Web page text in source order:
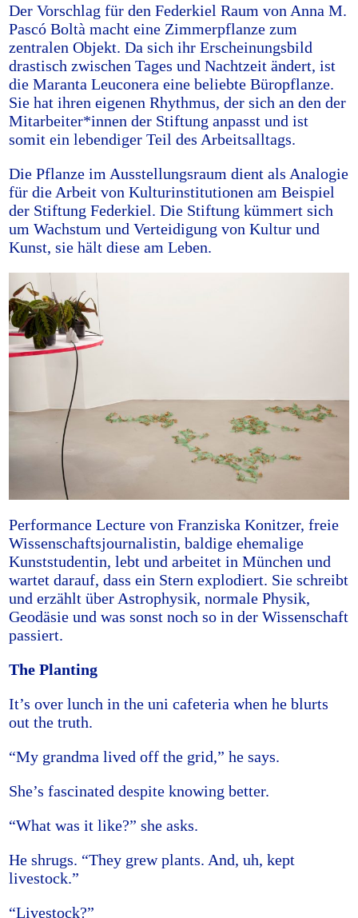
Der Vorschlag für den Federkiel Raum von Anna M.
Pascó Boltà macht eine Zimmerpflanze zum
zentralen Objekt. Da sich ihr Erscheinungsbild
drastisch zwischen Tages und Nachtzeit ändert, ist
die Maranta Leuconera eine beliebte Büropflanze.
Sie hat ihren eigenen Rhythmus, der sich an den der
Mitarbeiter*innen der Stiftung anpasst und ist
somit ein lebendiger Teil des Arbeitsalltags.
Die Pflanze im Ausstellungsraum dient als Analogie
für die Arbeit von Kulturinstitutionen am Beispiel
der Stiftung Federkiel. Die Stiftung kümmert sich
um Wachstum und Verteidigung von Kultur und
Kunst, sie hält diese am Leben.
Performance Lecture von Franziska Konitzer, freie
Wissenschaftsjournalistin, baldige ehemalige
Kunststudentin, lebt und arbeitet in München und
wartet darauf, dass ein Stern explodiert. Sie schreibt
und erzählt über Astrophysik, normale Physik,
Geodäsie und was sonst noch so in der Wissenschaft
passiert.
The Planting
It’s over lunch in the uni cafeteria when he blurts
out the truth.
“My grandma lived off the grid,” he says.
She’s fascinated despite knowing better.
“What was it like?” she asks.
He shrugs. “They grew plants. And, uh, kept
livestock.”
“Livestock?”